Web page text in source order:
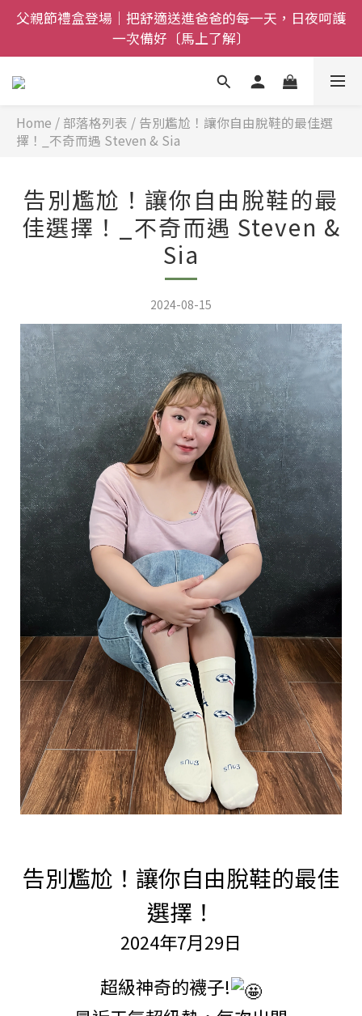
全館$800免運｜任搭８折起｜滿額再送新品-悠哉斑馬
襪〔立即了解〕
父親節禮盒登場｜把舒適送進爸爸的每一天，日夜呵護
一次備好〔馬上了解〕
襪〔立即了解〕
Home / 部落格列表 / 告別尷尬！讓你自由脫鞋的最佳選
擇！_不奇而遇 Steven & Sia
告別尷尬！讓你自由脫鞋的最
佳選擇！_不奇而遇 Steven &
Sia
2024-08-15
告別尷尬！讓你自由脫鞋的最佳
選擇！
2024年7月29日
超級神奇的襪子!